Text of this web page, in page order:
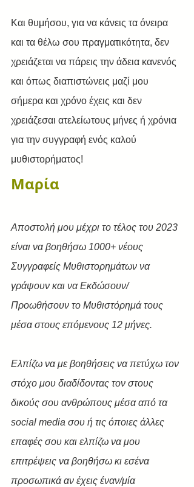
Και θυμήσου, για να κάνεις τα όνειρα
και τα θέλω σου πραγματικότητα, δεν
χρειάζεται να πάρεις την άδεια κανενός
και όπως διαπιστώνεις μαζί μου
σήμερα και χρόνο έχεις και δεν
χρειάζεσαι ατελείωτους μήνες ή χρόνια
για την συγγραφή ενός καλού
μυθιστορήματος!
Μαρία
Αποστολή μου μέχρι το τέλος του 2023
είναι να βοηθήσω 1000+ νέους
Συγγραφείς Μυθιστορημάτων να
γράψουν και να Εκδώσουν/
Προωθήσουν το Μυθιστόρημά τους
μέσα στους επόμενους 12 μήνες.
﻿Ελπίζω να με βοηθήσεις να πετύχω τον
στόχο μου διαδίδοντας τον στους
δικούς σου ανθρώπους μέσα από τα
social media σου ή τις όποιες άλλες
επαφές σου και ελπίζω να μου
επιτρέψεις να βοηθήσω κι εσένα
προσωπικά αν έχεις έναν/μία